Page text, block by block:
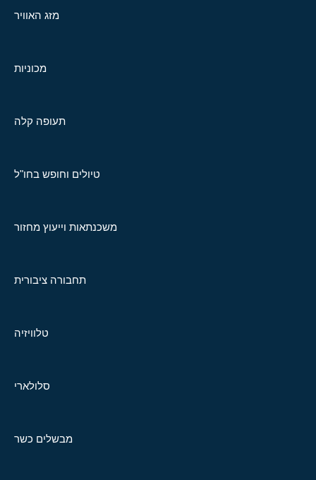
מזג האוויר
מכוניות
תעופה קלה
טיולים וחופש בחו"ל
משכנתאות וייעוץ מחזור
תחבורה ציבורית
טלוויזיה
סלולארי
מבשלים כשר